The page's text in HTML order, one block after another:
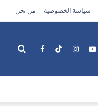
سياسة الخصوصية من نحن